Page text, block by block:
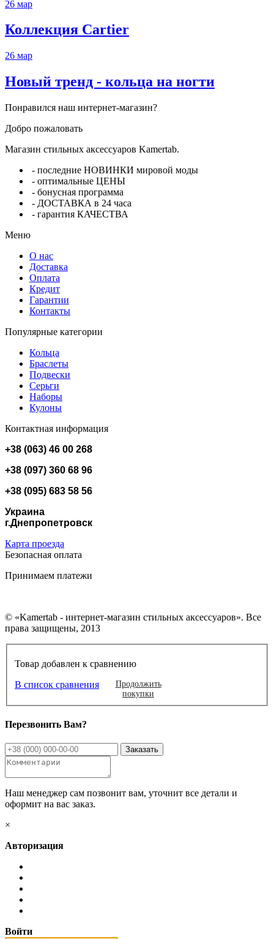
26 мар
Коллекция Cartier
26 мар
Новый тренд - кольца на ногти
Понравился наш интернет-магазин?
Добро пожаловать
Магазин стильных аксессуаров Kamertab.
- последние НОВИНКИ мировой моды
- оптимальные ЦЕНЫ
- бонусная программа
- ДОСТАВКА в 24 часа
- гарантия КАЧЕСТВА
Меню
О нас
Доставка
Оплата
Кредит
Гарантии
Контакты
Популярные категории
Кольца
Браслеты
Подвески
Серьги
Наборы
Кулоны
Контактная информация
+38 (063) 46 00 268
+38 (097) 360 68 96
+38 (095) 683 58 56
Украина
г.Днепропетровск
Карта проезда
Безопасная оплата
Принимаем платежи
© «Kamertab - интернет-магазин стильных аксессуаров». Все
права защищены, 2013
Товар добавлен к сравнению
В список сравнения
Продолжить
покупки
Перезвонить Вам?
Наш менеджер сам позвонит вам, уточнит все детали и
оформит на вас заказ.
×
Авторизация
Войти